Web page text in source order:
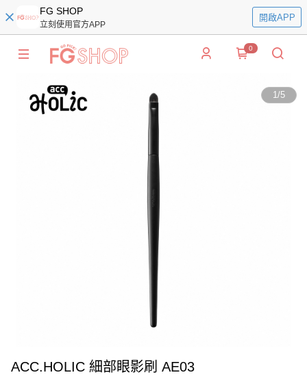
FG SHOP
立刻使用官方APP
開啟APP
0
1/5
ACC.HOLIC 細部眼影刷 AE03